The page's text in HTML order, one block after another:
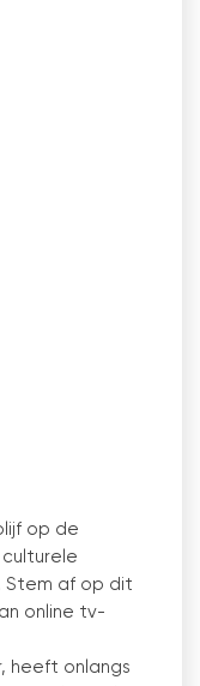
op de
Stem af op dit
online tv-
heeft onlangs